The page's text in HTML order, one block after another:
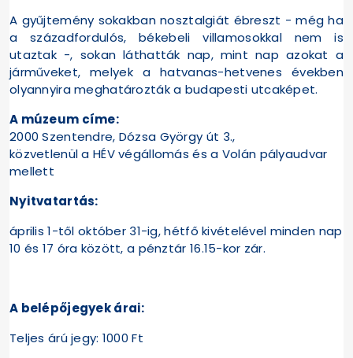
A gyűjtemény sokakban nosztalgiát ébreszt - még ha
a századfordulós, békebeli villamosokkal nem is
utaztak -, sokan láthatták nap, mint nap azokat a
járműveket, melyek a hatvanas-hetvenes években
olyannyira meghatározták a budapesti utcaképet.
A múzeum címe:
2000 Szentendre, Dózsa György út 3.,
közvetlenül a HÉV végállomás és a Volán pályaudvar
mellett
Nyitvatartás:
április 1-től október 31-ig, hétfő kivételével minden nap
10 és 17 óra között, a pénztár 16.15-kor zár.
A belépőjegyek árai:
Teljes árú jegy: 1000 Ft